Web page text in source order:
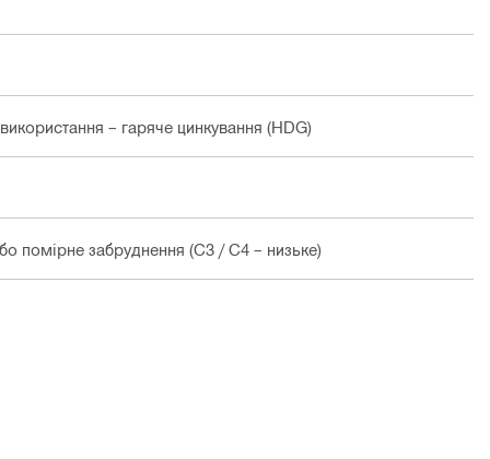
– гаряче цинкування (HDG)
помірне забруднення (C3 / C4 – низьке)